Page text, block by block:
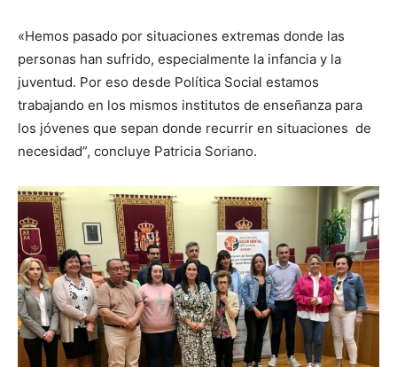
«Hemos pasado por situaciones extremas donde las
personas han sufrido, especialmente la infancia y la
juventud. Por eso desde Política Social estamos
trabajando en los mismos institutos de enseñanza para
los jóvenes que sepan donde recurrir en situaciones de
necesidad”, concluye Patricia Soriano.